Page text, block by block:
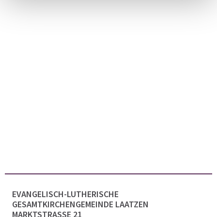
EVANGELISCH-LUTHERISCHE
GESAMTKIRCHENGEMEINDE LAATZEN
MARKTSTRASSE 21